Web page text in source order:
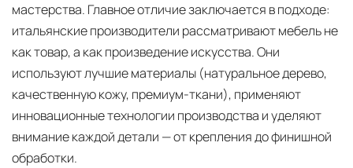
мастерства. Главное отличие заключается в подходе:
итальянские производители рассматривают мебель не
как товар, а как произведение искусства. Они
используют лучшие материалы (натуральное дерево,
качественную кожу, премиум-ткани), применяют
инновационные технологии производства и уделяют
внимание каждой детали — от крепления до финишной
обработки.